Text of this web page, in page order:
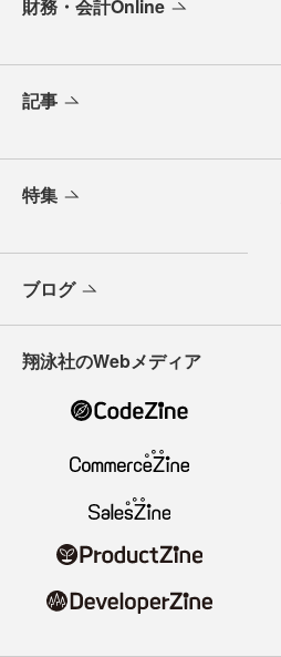
財務・会計Online
記事
特集
ブログ
翔泳社のWebメディア